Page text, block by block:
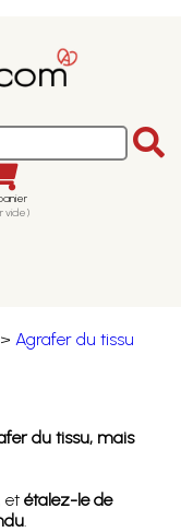
vide)
Agrafer du tissu
du tissu, mais
et étalez-le de
.